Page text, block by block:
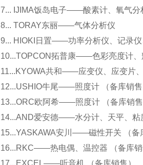
7... IJIMA饭岛电子——酸素计、氧气分
8... TORAY东丽——气体分析仪
9... HIOKI日置——功率分析仪、记录仪
10...TOPCON拓普康——色彩亮度计、
11...KYOWA共和——应变仪、应变片
12...USHIO牛尾——照度计 （备库销售
13...ORC欧阿希——照度计 （备库销售
14...AND爱安德——水分计、天平、粘
15...YASKAWA安川——磁性开关 （备
16...RKC——热电偶、温控器 （备库销
17...EXCEL——听音机 （备库销售）